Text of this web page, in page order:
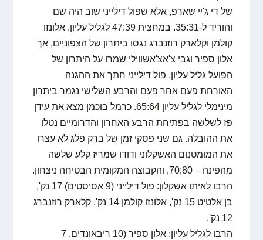
של די ג'יי שארפ, אלא שפול דילייני שוב היה שם
והוריד ל-35:31. במחצית 47:39 לגליל עליון. אלונזו
קולמן וקלארק רוזנברג נגסו ביתרון של הצפוניים, אך
אלון ספיר וגבי צ'אצ'אשווילי שמרו על היתרון של
הפועל גליל עליון. פול דילייני חתך את ההגנה
האורחת פעם אחר פעם והרבע השלישי נגמר ביתרון
מינימלי לגליל עליון 65:64. כרמל בוכמן מצא את עידן
פז לשלשה בפתיחת הרבע האחרון והדרומיים נטלו
את ההובלה. גם שני פסקי זמן של ברק פלג לא עצרו
את המומטנום האשקלוני ודודו שמריז קלע שלשה
מהפינה – 70:80, והקבוצה המקומית הבטיחה ניצחון.
הרבו לאיתו אשקלון: פול דילייני (9 אסיסטים) 17 נק',
בן אלטיט 15 נק', אלונזו קולמן 14 נק', קלארק רוזנברג
12 נק'.
הרבו לגליל עליון: אלון ספיר (10 ריבאונדים, 7